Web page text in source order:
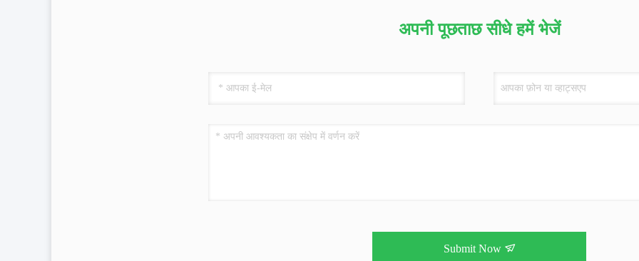
अपनी पूछताछ सीधे हमें भेजें
Submit Now